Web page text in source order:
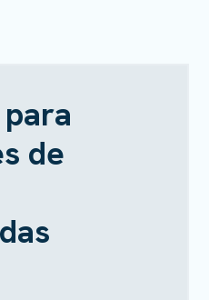
de